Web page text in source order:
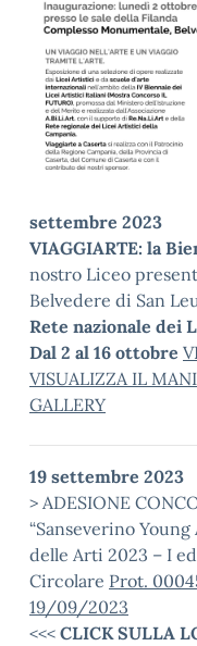
settembre 2023
VIAGGIARTE: la
nostro Liceo
Belvedere di San
Rete nazionale dei
Dal 2 al 16 ottobre
VISUALIZZA IL
GALLERY
19 settembre 2023
> ADESIONE
“Sanseverino
delle Arti 2023 – I
Circolare Prot.
19/09/2023
<<< CLICK SULLA